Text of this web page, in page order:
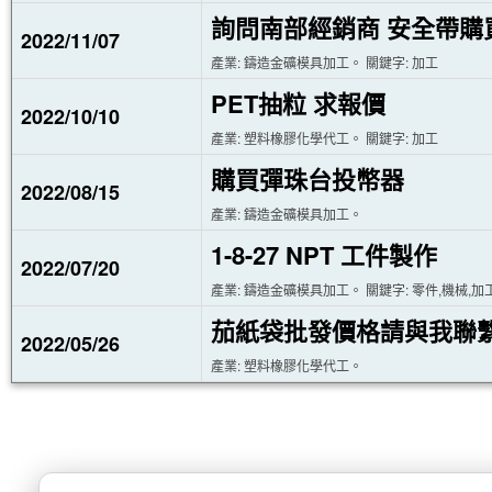
2022/11/07 詢問南部經銷商 安全帶購
產業: 鑄造金礦模具加工。 關鍵字: 加工
2022/10/10 PET抽粒 求報價
產業: 塑料橡膠化學代工。 關鍵字: 加工
2022/08/15 購買彈珠台投幣器
產業: 鑄造金礦模具加工。
2022/07/20 1-8-27 NPT 工件製作
產業: 鑄造金礦模具加工。 關鍵字: 零件,機械,加
2022/05/26 茄紙袋批發價格請與我聯
產業: 塑料橡膠化學代工。